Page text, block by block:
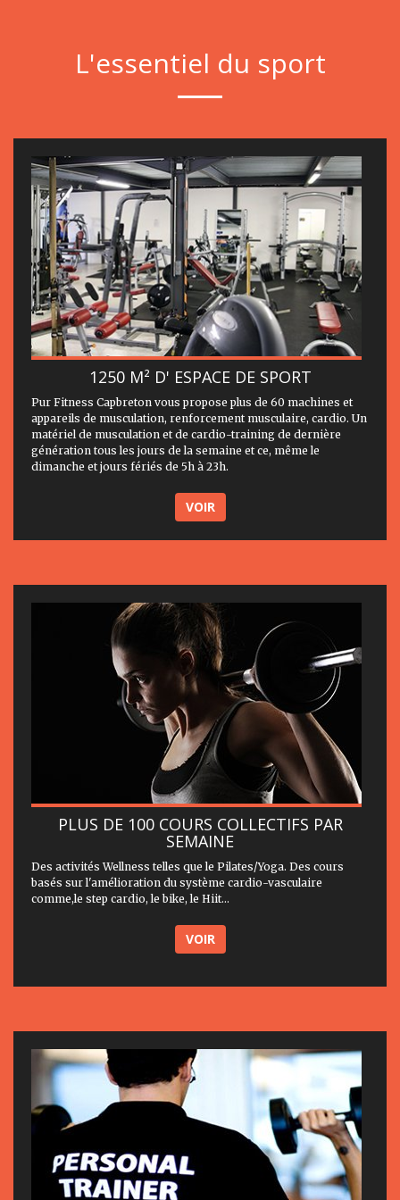
L'essentiel du sport
1250 M² D' ESPACE DE SPORT
Pur Fitness Capbreton vous propose plus de 60 machines et
appareils de musculation, renforcement musculaire, cardio. Un
matériel de musculation et de cardio-training de dernière
génération tous les jours de la semaine et ce, même le
dimanche et jours fériés de 5h à 23h.
VOIR
PLUS DE 100 COURS COLLECTIFS PAR
SEMAINE
Des activités Wellness telles que le Pilates/Yoga. Des cours
basés sur l'amélioration du système cardio-vasculaire
comme,le step cardio, le bike, le Hiit...
VOIR